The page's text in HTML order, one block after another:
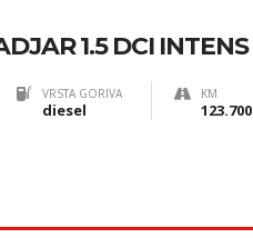
1.5 DCI INTENS
VRSTA GORIVA
diesel
KM
123.700